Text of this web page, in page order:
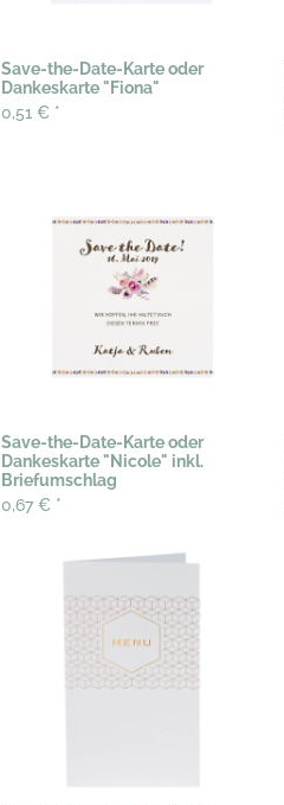
Save-the-Date-Karte oder
Dankeskarte "Fiona"
0,51 € *
Save-the-Date-Karte oder
Dankeskarte "Nicole" inkl.
Briefumschlag
0,67 € *